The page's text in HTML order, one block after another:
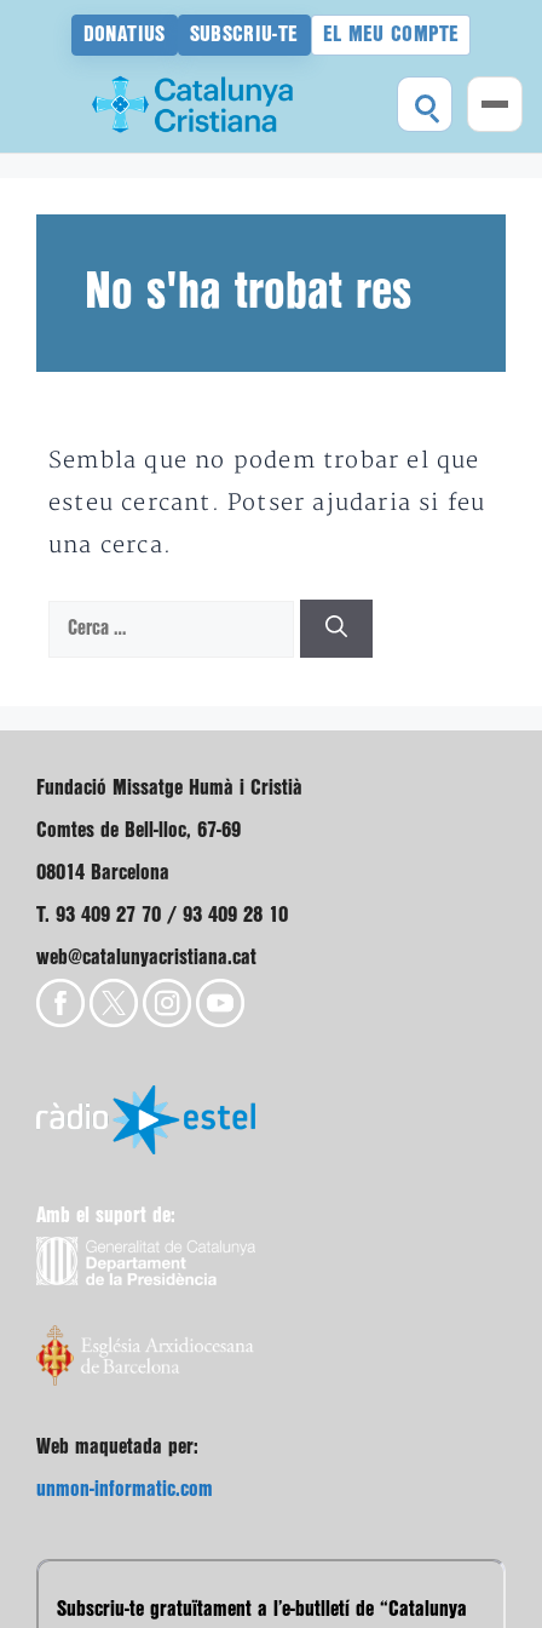
DONATIUS SUBSCRIU-TE EL MEU COMPTE
No s'ha trobat res
Sembla que no podem trobar el que
esteu cercant. Potser ajudaria si feu
una cerca.
Cerca:
Fundació Missatge Humà i Cristià
Comtes de Bell-lloc, 67-69
08014 Barcelona
T. 93 409 27 70 / 93 409 28 10
web@catalunyacristiana.cat
Amb el suport de:
Web maquetada per:
unmon-informatic.com
Subscriu-te gratuïtament a l’e-butlletí de “Catalunya